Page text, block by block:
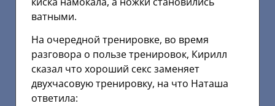
ватными.
На очередной тренировке, во время
разговора о пользе тренировок, Кирилл
сказал что хороший секс заменяет
двухчасовую тренировку, на что Наташа
ответила: